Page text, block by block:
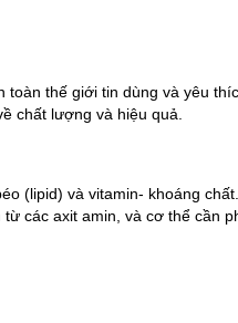
thế giới tin dùng và yêu
chất lượng và hiệu quả.
(lipid) và vitamin- khoáng
các axit amin, và cơ thể cần